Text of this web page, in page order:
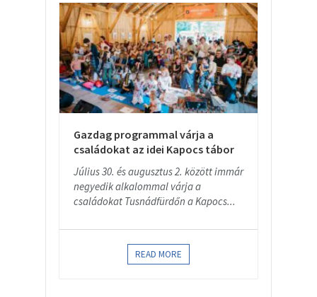
Gazdag programmal várja a
családokat az idei Kapocs tábor
Július 30. és augusztus 2. között immár
negyedik alkalommal várja a
családokat Tusnádfürdőn a Kapocs...
READ MORE